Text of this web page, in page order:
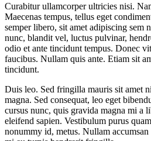
Curabitur ullamcorper ultricies nisi.
Maecenas tempus, tellus eget
semper libero, sit amet adipiscing sem
nunc, blandit vel, luctus pulvinar,
odio et ante tincidunt tempus. Donec
faucibus. Nullam quis ante. Etiam sit
tincidunt.
Duis leo. Sed fringilla mauris sit amet
magna. Sed consequat, leo eget
cursus nunc, quis gravida magna mi a
eleifend sapien. Vestibulum purus
nonummy id, metus. Nullam